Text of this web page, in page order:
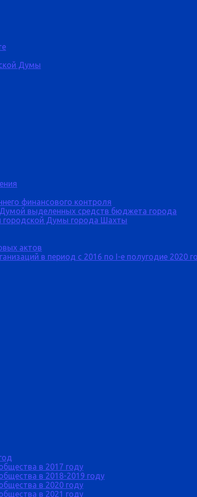
Думы
финансового контроля
выделенных средств бюджета города
городской Думы города Шахты
актов
в период с 2016 по I-е полугодие 2020
в 2017 году
в 2018-2019 году
в 2020 году
в 2021 году